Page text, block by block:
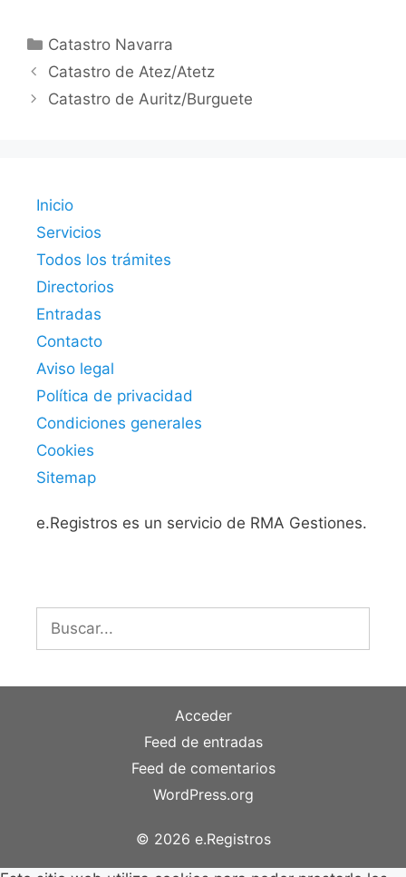
Categorías
Catastro Navarra
Catastro de Atez/Atetz
Catastro de Auritz/Burguete
Inicio
Servicios
Todos los trámites
Directorios
Entradas
Contacto
Aviso legal
Política de privacidad
Condiciones generales
Cookies
Sitemap
e.Registros es un servicio de RMA Gestiones.
Acceder
Feed de entradas
Feed de comentarios
WordPress.org
© 2026 e.Registros